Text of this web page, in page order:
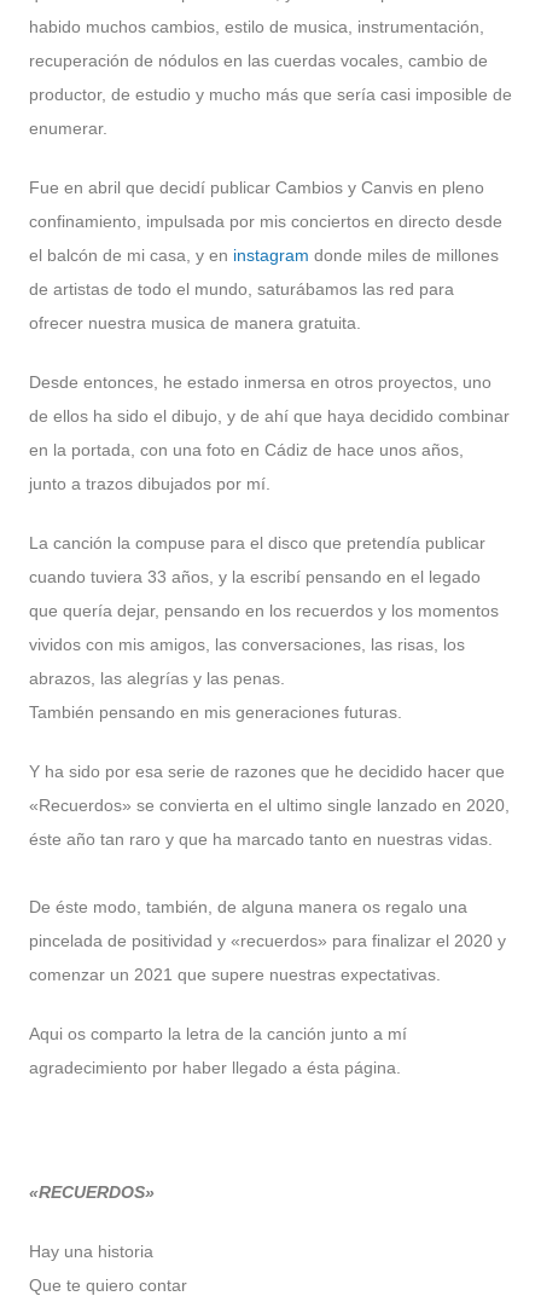
habido muchos cambios, estilo de musica, instrumentación,
recuperación de nódulos en las cuerdas vocales, cambio de
productor, de estudio y mucho más que sería casi imposible de
enumerar.
Fue en abril que decidí publicar Cambios y Canvis en pleno
confinamiento, impulsada por mis conciertos en directo desde
el balcón de mi casa, y en instagram donde miles de millones
de artistas de todo el mundo, saturábamos las red para
ofrecer nuestra musica de manera gratuita.
Desde entonces, he estado inmersa en otros proyectos, uno
de ellos ha sido el dibujo, y de ahí que haya decidido combinar
en la portada, con una foto en Cádiz de hace unos años,
junto a trazos dibujados por mí.
La canción la compuse para el disco que pretendía publicar
cuando tuviera 33 años, y la escribí pensando en el legado
que quería dejar, pensando en los recuerdos y los momentos
vividos con mis amigos, las conversaciones, las risas, los
abrazos, las alegrías y las penas.
También pensando en mis generaciones futuras.
Y ha sido por esa serie de razones que he decidido hacer que
«Recuerdos» se convierta en el ultimo single lanzado en 2020,
éste año tan raro y que ha marcado tanto en nuestras vidas.
De éste modo, también, de alguna manera os regalo una
pincelada de positividad y «recuerdos» para finalizar el 2020 y
comenzar un 2021 que supere nuestras expectativas.
Aqui os comparto la letra de la canción junto a mí
agradecimiento por haber llegado a ésta página.
«RECUERDOS»
Hay una historia
Que te quiero contar